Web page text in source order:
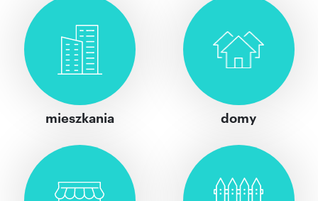
mieszkania domy